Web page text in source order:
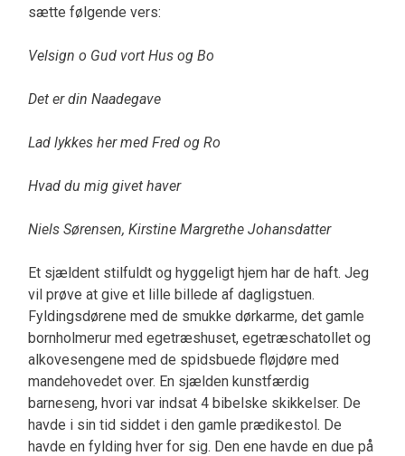
sætte følgende vers:
Velsign o Gud vort Hus og Bo
Det er din Naadegave
Lad lykkes her med Fred og Ro
Hvad du mig givet haver
Niels Sørensen, Kirstine Margrethe Johansdatter
Et sjældent stilfuldt og hyggeligt hjem har de haft. Jeg
vil prøve at give et lille billede af dagligstuen.
Fyldingsdørene med de smukke dørkarme, det gamle
bornholmerur med egetræshuset, egetræschatollet og
alkovesengene med de spidsbuede fløjdøre med
mandehovedet over. En sjælden kunstfærdig
barneseng, hvori var indsat 4 bibelske skikkelser. De
havde i sin tid siddet i den gamle prædikestol. De
havde en fylding hver for sig. Den ene havde en due på